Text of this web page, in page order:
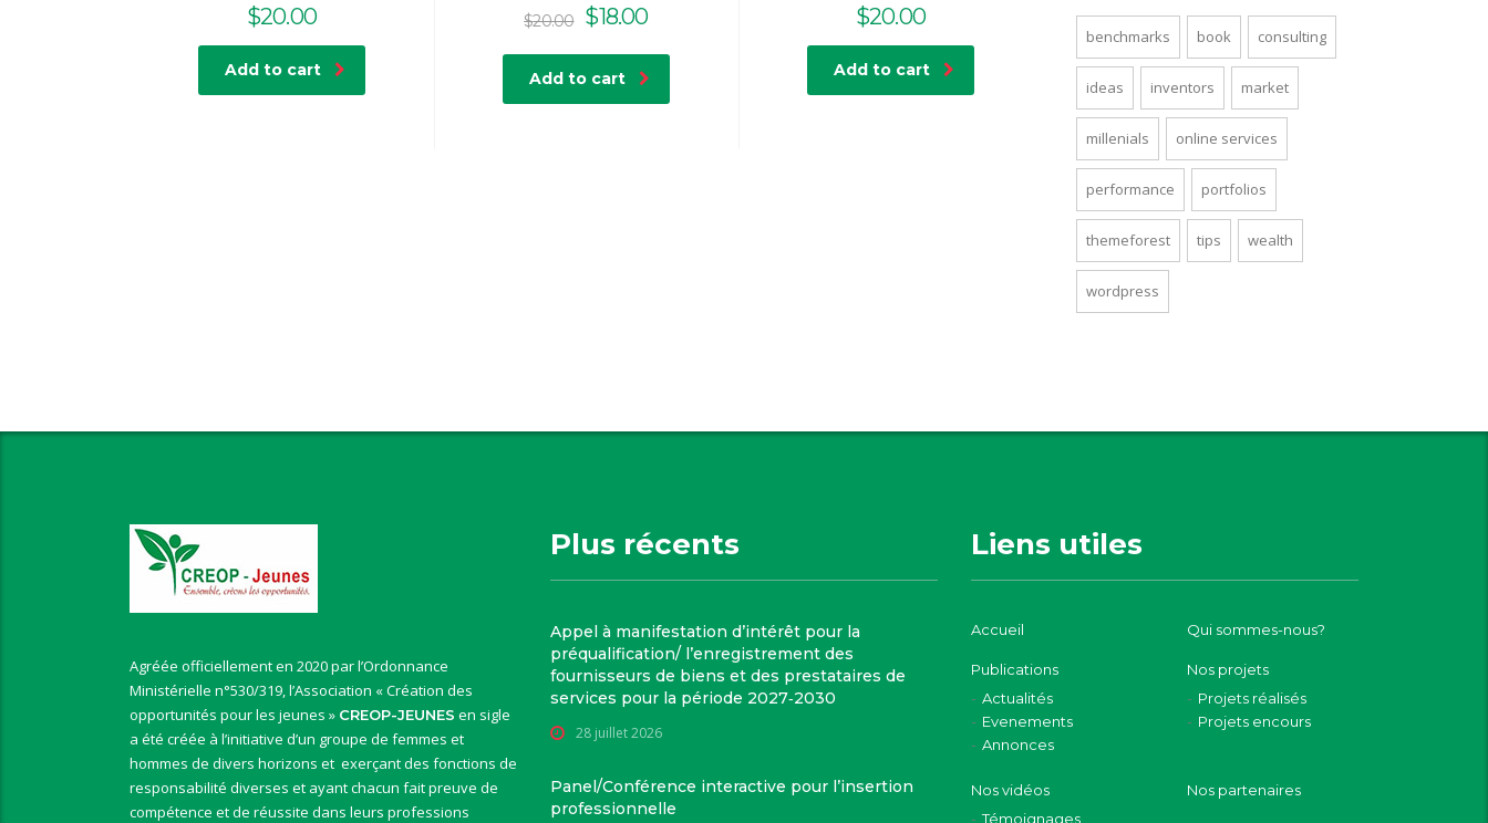
$20.00
Add to cart
$20.00
Original
was:
$20.00.
$18.00Current
is:
$18.00.
Add to cart
$20.00
Add to cart
benchmarks book consulting
ideas inventors market
millenials online services
performance portfolios
themeforest tips wealth
wordpress
Agréée officiellement en 2020 par l’Ordonnance
Ministérielle n°530/319, l’Association « Création des
opportunités pour les jeunes » CREOP-JEUNES en sigle
a été créée à l’initiative d’un groupe de femmes et
hommes de divers horizons et exerçant des fonctions de
responsabilité diverses et ayant chacun fait preuve de
compétence et de réussite dans leurs professions
Plus récents
Appel à manifestation d’intérêt pour la
préqualification/ l’enregistrement des
fournisseurs de biens et des prestataires de
services pour la période 2027‑2030
28 juillet 2026
Panel/Conférence interactive pour l’insertion
professionnelle
Liens utiles
Accueil Qui sommes-nous?
Publications
Actualités
Evenements
Annonces
Nos projets
Projets réalisés
Projets encours
Nos vidéos
Témoignages
Nos partenaires